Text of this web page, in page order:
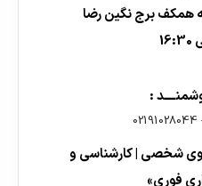
همکف برج نگین رضا
02191028044
شخصی | کارشناسی و
فوری»